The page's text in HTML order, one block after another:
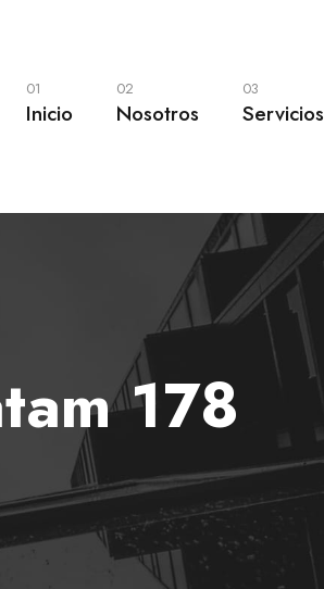
01
Inicio
02
Nosotros
03
Servicios
178